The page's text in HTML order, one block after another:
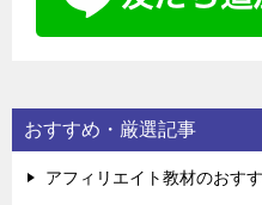
おすすめ・厳選記事
アフィリエイト教材のおす